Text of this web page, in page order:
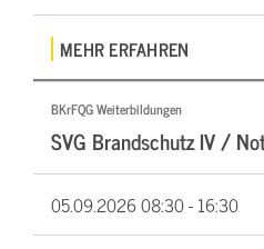
MEHR ERFAHREN
BKrFQG Weiterbildungen
SVG Brandschutz IV /
05.09.202608:30 - 16:30